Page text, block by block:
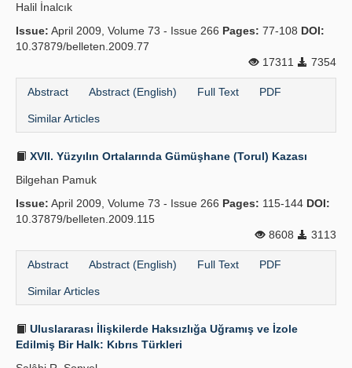
Publication Policies
Guidelines
Contact Us
Halil İnalcık
Issue: April 2009, Volume 73 - Issue 266 Pages: 77-108 DOI:
10.37879/belleten.2009.77
17311
7354
Abstract Abstract (English) Full Text PDF
Similar Articles
XVII. Yüzyılın Ortalarında Gümüşhane (Torul) Kazası
Bilgehan Pamuk
Issue: April 2009, Volume 73 - Issue 266 Pages: 115-144 DOI:
10.37879/belleten.2009.115
8608
3113
Abstract Abstract (English) Full Text PDF
Similar Articles
Uluslararası İlişkilerde Haksızlığa Uğramış ve İzole
Edilmiş Bir Halk: Kıbrıs Türkleri